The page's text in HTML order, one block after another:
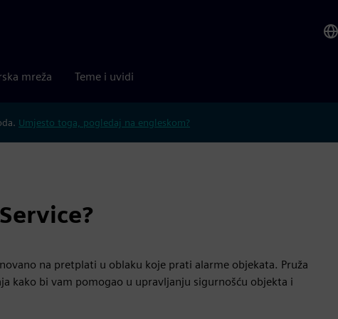
mreža Teme i uvidi
Umjesto toga, pogledaj na engleskom?
na pretplati u oblaku koje prati alarme objekata. Pruža
kako bi vam pomogao u upravljanju sigurnošću objekta i